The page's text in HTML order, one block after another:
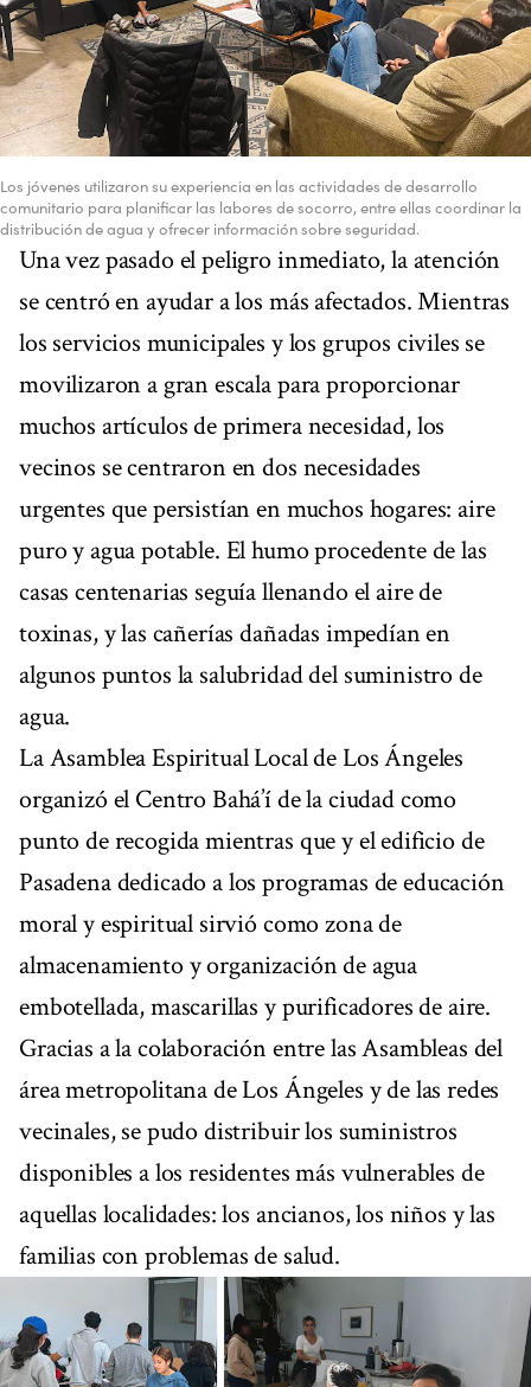
Los jóvenes utilizaron su experiencia en las actividades de desarrollo
comunitario para planificar las labores de socorro, entre ellas coordinar la
distribución de agua y ofrecer información sobre seguridad.
Una vez pasado el peligro inmediato, la atención
se centró en ayudar a los más afectados. Mientras
los servicios municipales y los grupos civiles se
movilizaron a gran escala para proporcionar
muchos artículos de primera necesidad, los
vecinos se centraron en dos necesidades
urgentes que persistían en muchos hogares: aire
puro y agua potable. El humo procedente de las
casas centenarias seguía llenando el aire de
toxinas, y las cañerías dañadas impedían en
algunos puntos la salubridad del suministro de
agua.
La Asamblea Espiritual Local de Los Ángeles
organizó el Centro Bahá’í de la ciudad como
punto de recogida mientras que y el edificio de
Pasadena dedicado a los programas de educación
moral y espiritual sirvió como zona de
almacenamiento y organización de agua
embotellada, mascarillas y purificadores de aire.
Gracias a la colaboración entre las Asambleas del
área metropolitana de Los Ángeles y de las redes
vecinales, se pudo distribuir los suministros
disponibles a los residentes más vulnerables de
aquellas localidades: los ancianos, los niños y las
familias con problemas de salud.